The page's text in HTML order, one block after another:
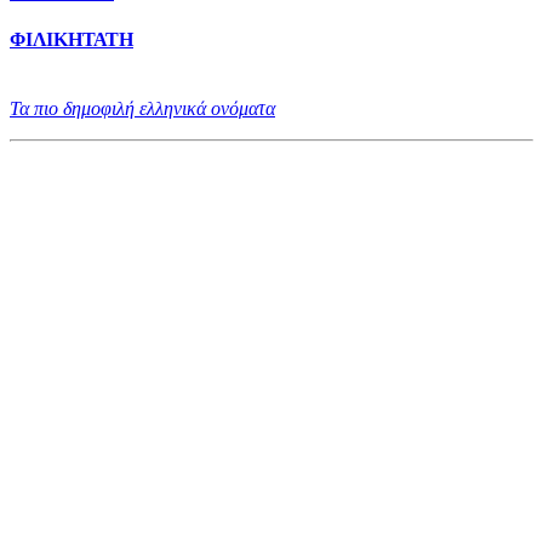
ΦΙΛΙΚΗΤΑΤΗ
Τα πιο δημοφιλή ελληνικά ονόματα